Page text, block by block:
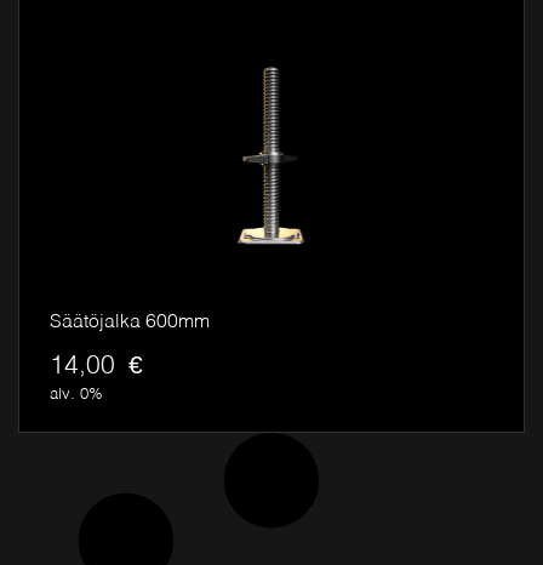
Säätöjalka 600mm
14,00 €
alv. 0%